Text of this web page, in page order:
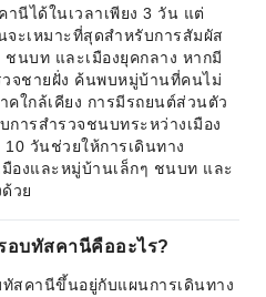
นีได้ในเวลาเพียง 3 วัน แต่
จะเหมาะที่สุดสำหรับการสัมผัส
นบท และเมืองยุคกลาง หากมี
จชายฝั่ง ค้นพบหมู่บ้านที่คนไม่
ใกล้เคียง การมีรถยนต์ส่วนตัว
การสำรวจชนบทระหว่างเมือง
วันช่วยให้การเดินทาง
องและหมู่บ้านเล็กๆ ชนบท และ
วย
อบทัสคานีคืออะไร?
สคานีขึ้นอยู่กับแผนการเดินทาง